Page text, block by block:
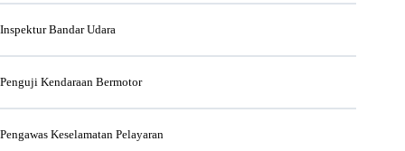
Inspektur Bandar Udara
Penguji Kendaraan Bermotor
Pengawas Keselamatan Pelayaran